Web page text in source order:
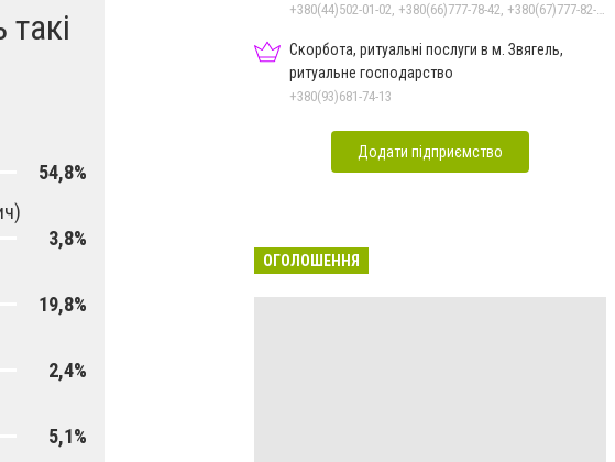
54,8%
3,8%
19,8%
2,4%
5,1%
+380(44)502-01-02, +380(66)777-78-42, +380(67)777-82-19, +380(67)890-80-80, +380(73)890-80-80, +380(44)502-01-03
Скорбота, ритуальні послуги в м. Звягель,
ритуальне господарство
+380(93)681-74-13
Додати підприємство
ОГОЛОШЕННЯ